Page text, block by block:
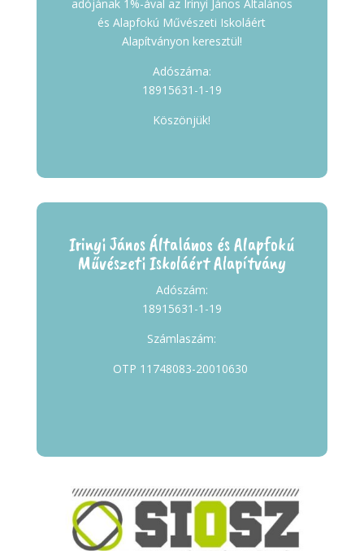
adójának 1%-ával az Irinyi János Általános
és Alapfokú Művészeti Iskoláért
Alapítványon keresztül!
Adószáma:
18915631-1-19
Köszönjük!
Irinyi János Általános és Alapfokú
Művészeti Iskoláért Alapítvány
Adószám:
18915631-1-19
Számlaszám:
OTP 11748083-20010630